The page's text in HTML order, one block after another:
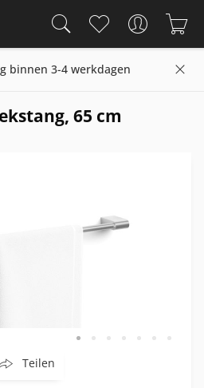
binnen 3-4 werkdagen
65 cm
Teilen